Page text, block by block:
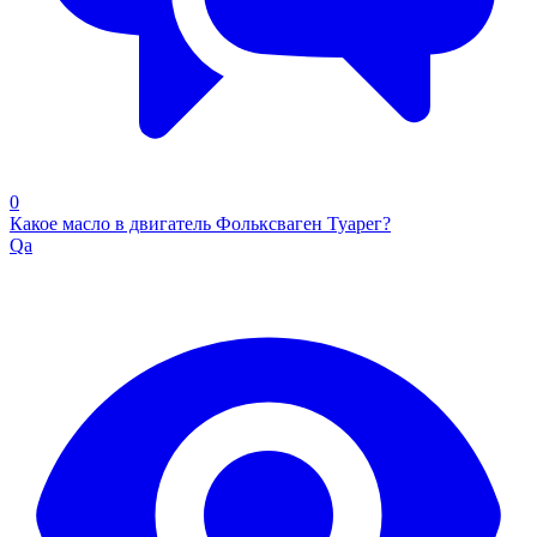
0
Какое масло в двигатель Фольксваген Туарег?
Qa